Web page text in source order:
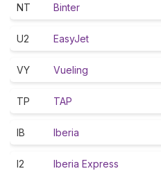
NT Binter
U2 EasyJet
VY Vueling
TP TAP
IB Iberia
I2 Iberia Express